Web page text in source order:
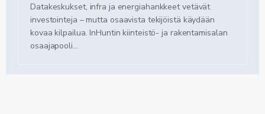
Datakeskukset, infra ja energiahankkeet vetävät
investointeja – mutta osaavista tekijöistä käydään
kovaa kilpailua. InHuntin kiinteistö- ja rakentamisalan
osaajapooli...